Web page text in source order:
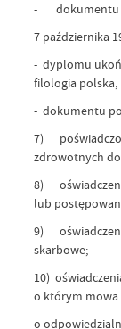
- dokumentu
7 października
- dyplomu
filologia polska,
- dokumentu
7)
zdrowotnych
8)
lub
9)
skarbowe;
10)
o którym mowa
o